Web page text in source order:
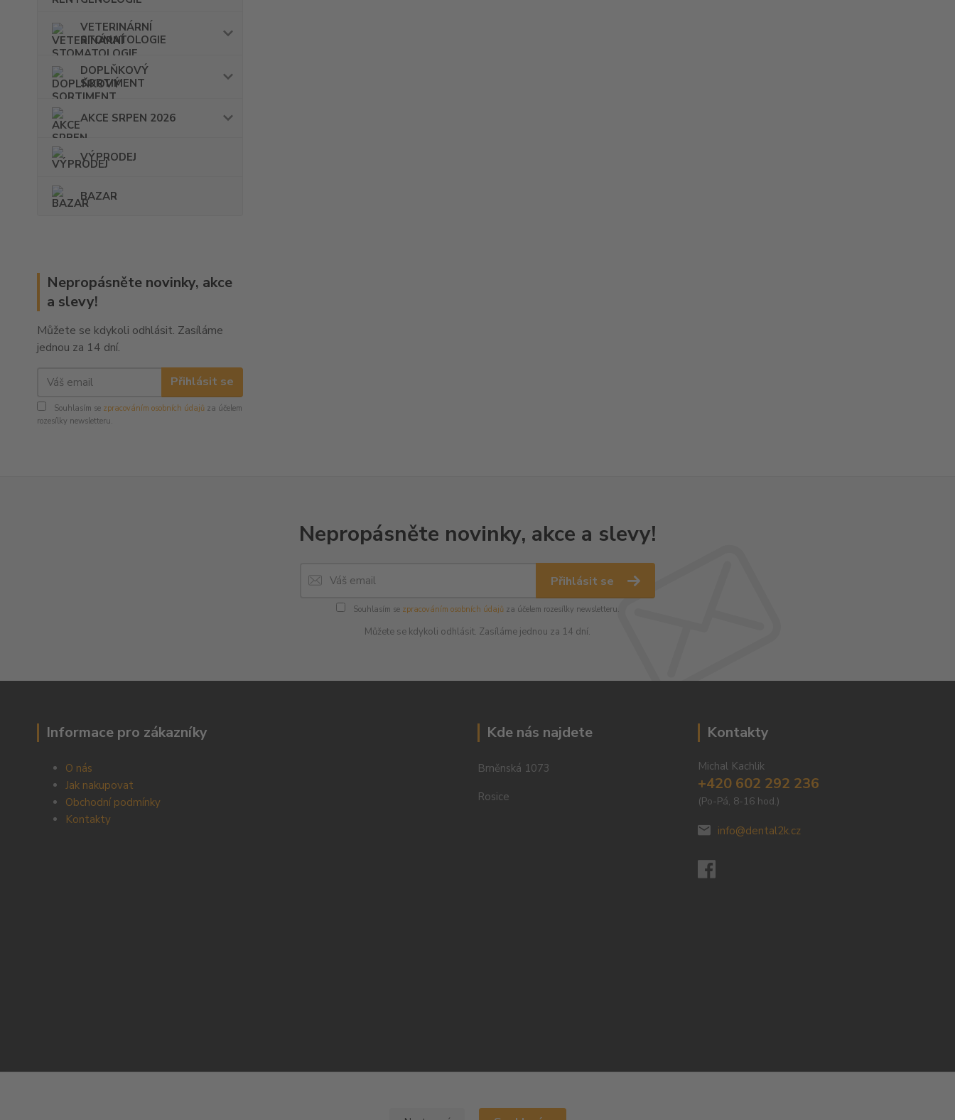
VETERINÁRNÍ
STOMATOLOGIE
DOPLŇKOVÝ
SORTIMENT
AKCE SRPEN 2026
VÝPRODEJ
BAZAR
Nepropásněte novinky, akce
a slevy!
Můžete se kdykoli odhlásit. Zasíláme
jednou za 14 dní.
Přihlásit se
Souhlasím se zpracováním osobních údajů za účelem
rozesílky newsletteru.
Nepropásněte novinky, akce a slevy!
Přihlásit se
Souhlasím se zpracováním osobních údajůza účelem rozesílky newsletteru.
Můžete se kdykoli odhlásit. Zasíláme jednou za 14 dní.
Informace pro zákazníky
O nás
Jak nakupovat
Obchodní podmínky
Kontakty
Kde nás najdete
Brněnská 1073
Rosice
Kontakty
Michal Kachlik
+420 602 292 236
(Po-Pá, 8-16 hod.)
info@dental2k.cz